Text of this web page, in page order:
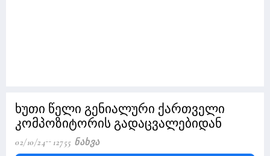
ხუთი წელი გენიალური ქართველი
კომპოზიტორის გადაცვალებიდან
02/10/24 12755 Ნახვა